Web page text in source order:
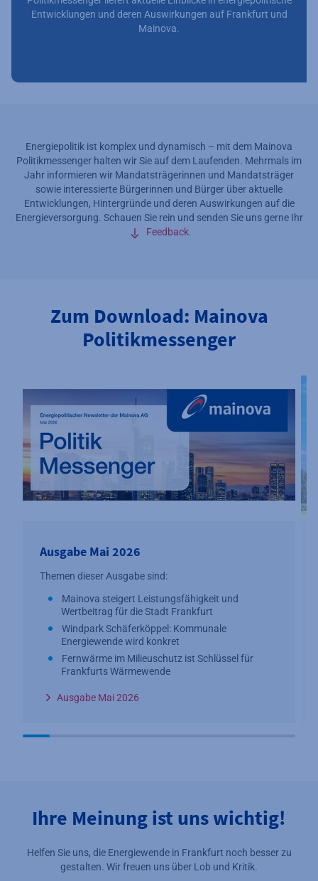
Entwicklungen und deren Auswirkungen auf Frankfurt und
Mainova.
Energiepolitik ist komplex und dynamisch – mit dem Mainova
Politikmessenger halten wir Sie auf dem Laufenden. Mehrmals im
Jahr informieren wir Mandatsträgerinnen und Mandatsträger
sowie interessierte Bürgerinnen und Bürger über aktuelle
Entwicklungen, Hintergründe und deren Auswirkungen auf die
Energieversorgung. Schauen Sie rein und senden Sie uns gerne Ihr
Feedback.
Zum Download: Mainova
Politikmessenger
Ausgabe Mai 2026
Themen dieser Ausgabe sind:
Mainova steigert Leistungsfähigkeit und
Wertbeitrag für die Stadt Frankfurt
Windpark Schäferköppel: Kommunale
Energiewende wird konkret
Fernwärme im Milieuschutz ist Schlüssel für
Frankfurts Wärmewende
Ausgabe Mai 2026
Ihre Meinung ist uns wichtig!
Helfen Sie uns, die Energiewende in Frankfurt noch besser zu
gestalten. Wir freuen uns über Lob und Kritik.